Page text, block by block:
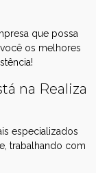
que possa
os melhores
na Realiza
especializados
trabalhando com